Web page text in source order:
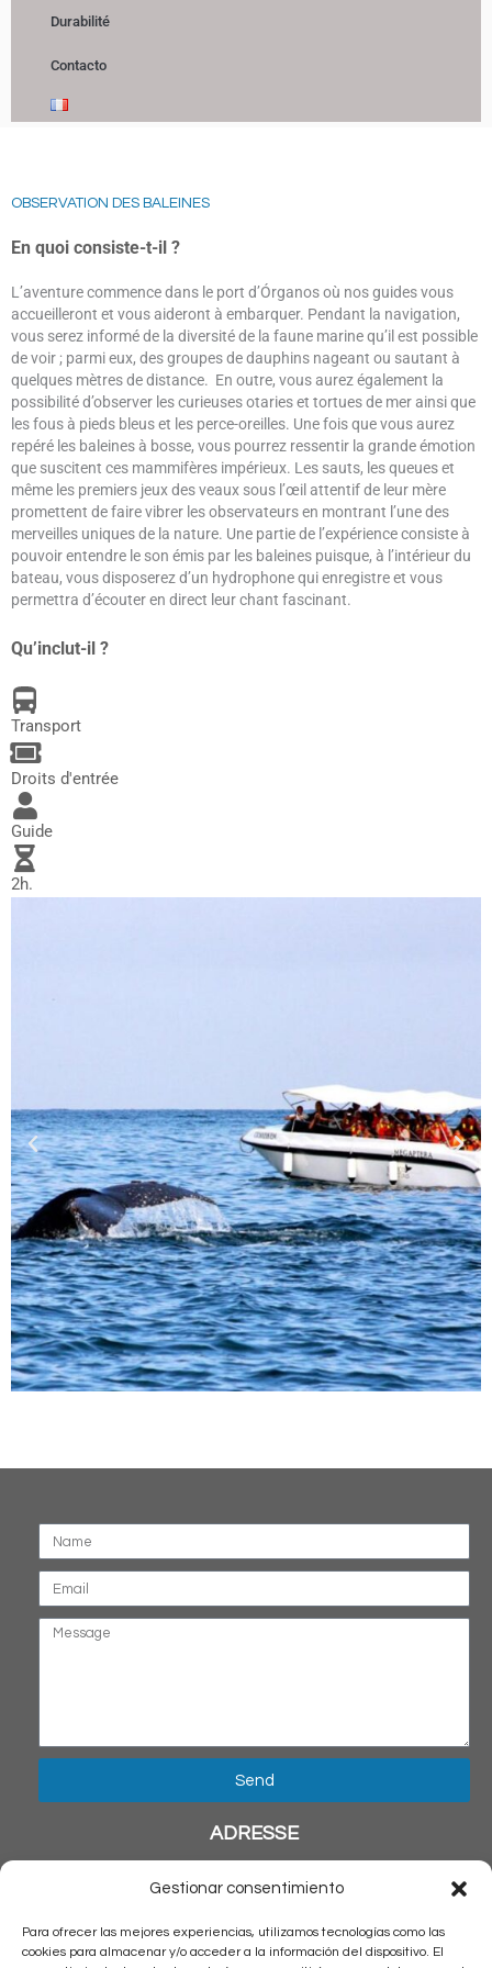
Gestionar consentimiento
Para ofrecer las mejores experiencias, utilizamos tecnologías como las
cookies para almacenar y/o acceder a la información del dispositivo. El
Durabilité
Contacto
OBSERVATION DES BALEINES
En quoi consiste-t-il ?
L’aventure commence dans le port d’Órganos où nos guides vous
accueilleront et vous aideront à embarquer. Pendant la navigation,
vous serez informé de la diversité de la faune marine qu’il est possible
de voir ; parmi eux, des groupes de dauphins nageant ou sautant à
quelques mètres de distance. En outre, vous aurez également la
possibilité d’observer les curieuses otaries et tortues de mer ainsi que
les fous à pieds bleus et les perce-oreilles. Une fois que vous aurez
repéré les baleines à bosse, vous pourrez ressentir la grande émotion
que suscitent ces mammifères impérieux. Les sauts, les queues et
même les premiers jeux des veaux sous l’œil attentif de leur mère
promettent de faire vibrer les observateurs en montrant l’une des
merveilles uniques de la nature. Une partie de l’expérience consiste à
pouvoir entendre le son émis par les baleines puisque, à l’intérieur du
bateau, vous disposerez d’un hydrophone qui enregistre et vous
permettra d’écouter en direct leur chant fascinant.
Qu’inclut-il ?
Transport
Droits d'entrée
Guide
2h.
ADRESSE
Calle Solitario de Sayan 741
NOUS CONTACTER
Send